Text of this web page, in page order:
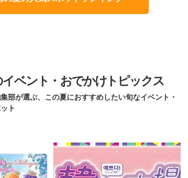
ベント・おでかけトピックス
部が選ぶ、この夏におすすめしたい旬なイベント・
ト